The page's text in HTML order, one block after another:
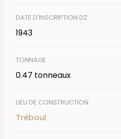
DATE D'INSCRIPTION DZ
1943
TONNAGE
0.47 tonneaux
LIEU DE CONSTRUCTION
Tréboul